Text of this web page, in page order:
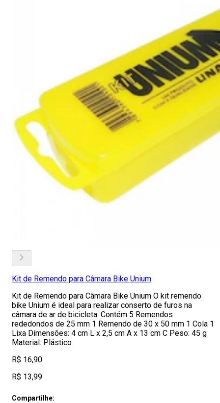
Kit de Remendo para Câmara Bike Unium
Kit de Remendo para Câmara Bike Unium O kit remendo
bike Unium é ideal para realizar conserto de furos na
câmara de ar de bicicleta. Contém 5 Remendos
rededondos de 25 mm 1 Remendo de 30 x 50 mm 1 Cola 1
Lixa Dimensões: 4 cm L x 2,5 cm A x 13 cm C Peso: 45 g
Material: Plástico
R$ 16,90
R$ 13,99
Compartilhe: